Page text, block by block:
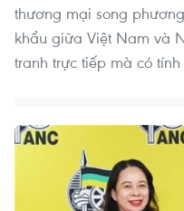
thương mại song
khẩu giữa Việt Nam và
tranh trực tiếp mà có